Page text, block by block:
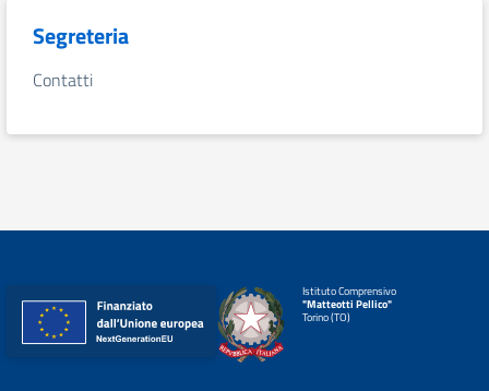
Segreteria
Contatti
Istituto Comprensivo
"Matteotti Pellico"
Torino (TO)